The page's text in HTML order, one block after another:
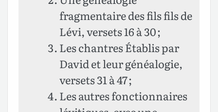
fragmentaire des fils fils de
Lévi, versets 16 à 30 ;
Les chantres Établis par
David et leur généalogie,
versets 31 à 47 ;
Les autres fonctionnaires